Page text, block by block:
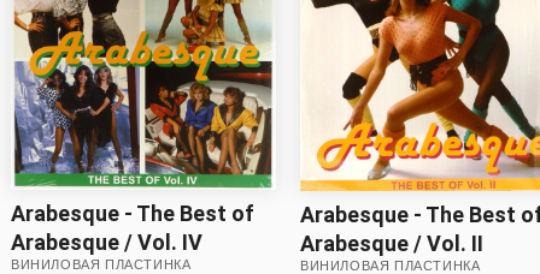
Arabesque - The Best of
Arabesque / Vol. IV
ВИНИЛОВАЯ ПЛАСТИНКА
Arabesque - The Best
Arabesque / Vol. II
ВИНИЛОВАЯ ПЛАСТИНКА